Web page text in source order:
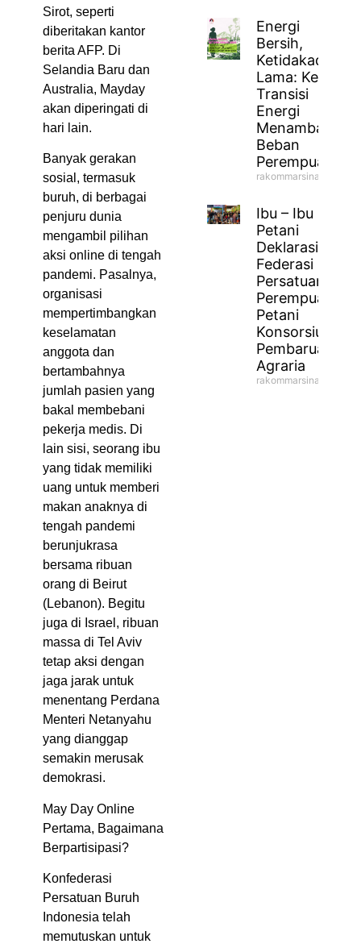
Sirot, seperti
diberitakan kantor
berita AFP. Di
Selandia Baru dan
Australia, Mayday
akan diperingati di
hari lain.
Banyak gerakan
sosial, termasuk
buruh, di berbagai
penjuru dunia
mengambil pilihan
aksi online di tengah
pandemi. Pasalnya,
organisasi
mempertimbangkan
keselamatan
anggota dan
bertambahnya
jumlah pasien yang
bakal membebani
pekerja medis. Di
lain sisi, seorang ibu
yang tidak memiliki
uang untuk memberi
makan anaknya di
tengah pandemi
berunjukrasa
bersama ribuan
orang di Beirut
(Lebanon). Begitu
juga di Israel, ribuan
massa di Tel Aviv
tetap aksi dengan
jaga jarak untuk
menentang Perdana
Menteri Netanyahu
yang dianggap
semakin merusak
demokrasi.
May Day Online
Pertama, Bagaimana
Berpartisipasi?
Konfederasi
Persatuan Buruh
Indonesia telah
memutuskan untuk
Energi
Bersih,
Ketidakadilan
Lama: Ketika
Transisi
Energi
Menambah
Beban
Perempuan
rakommarsinahfm
Ibu – Ibu
Petani
Deklarasikan
Federasi
Persatuan
Perempuan
Petani
Konsorsium
Pembaruan
Agraria
rakommarsinahfm